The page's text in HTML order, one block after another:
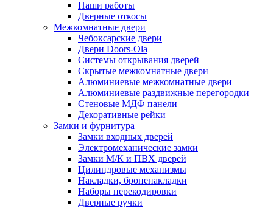
Наши работы
Дверные откосы
Межкомнатные двери
Чебоксарские двери
Двери Doors-Ola
Системы открывания дверей
Скрытые межкомнатные двери
Алюминиевые межкомнатные двери
Алюминиевые раздвижные перегородки
Стеновые МДФ панели
Декоративные рейки
Замки и фурнитура
Замки входных дверей
Электромеханические замки
Замки М/К и ПВХ дверей
Цилиндровые механизмы
Накладки, броненакладки
Наборы перекодировки
Дверные ручки